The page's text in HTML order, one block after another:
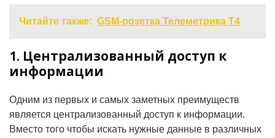
Читайте также: GSM-розетка Телеметрика Т4
1. Централизованный доступ к
информации
Одним из первых и самых заметных преимуществ
является централизованный доступ к информации.
Вместо того чтобы искать нужные данные в различных